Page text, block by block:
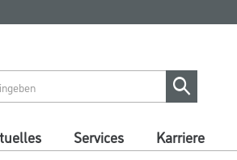
Services Karriere